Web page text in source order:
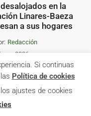
en la
Linares-Baeza
a sus hogares
Redacción
2026
Si continuas
Política de cookies
ajustes de cookies